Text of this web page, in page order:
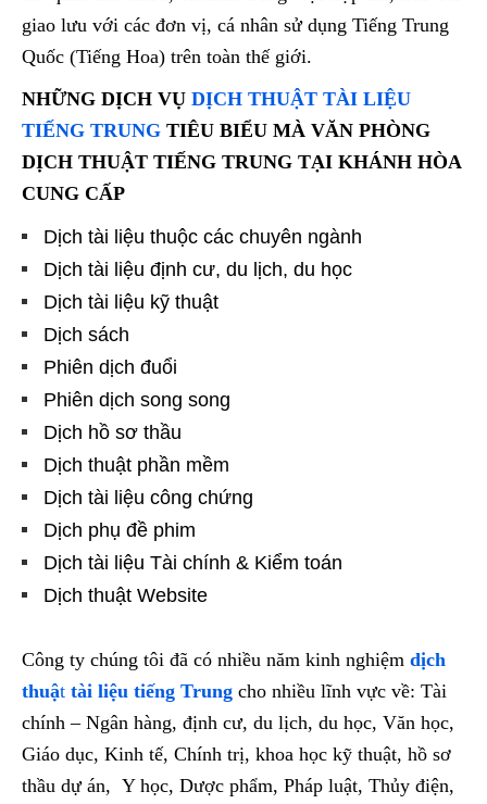
giao lưu với các đơn vị, cá nhân sử dụng Tiếng Trung
Quốc (Tiếng Hoa) trên toàn thế giới.
NHỮNG DỊCH VỤ DỊCH THUẬT TÀI LIỆU
TIẾNG TRUNG TIÊU BIỂU MÀ VĂN PHÒNG
DỊCH THUẬT TIẾNG TRUNG TẠI KHÁNH HÒA
CUNG CẤP
Dịch tài liệu thuộc các chuyên ngành
Dịch tài liệu định cư, du lịch, du học
Dịch tài liệu kỹ thuật
Dịch sách
Phiên dịch đuổi
Phiên dịch song song
Dịch hồ sơ thầu
Dịch thuật phần mềm
Dịch tài liệu công chứng
Dịch phụ đề phim
Dịch tài liệu Tài chính & Kiểm toán
Dịch thuật Website
Công ty chúng tôi đã có nhiều năm kinh nghiệm dịch
thuật tài liệu tiếng Trung cho nhiều lĩnh vực về: Tài
chính – Ngân hàng, định cư, du lịch, du học, Văn học,
Giáo dục, Kinh tế, Chính trị, khoa học kỹ thuật, hồ sơ
thầu dự án, Y học, Dược phẩm, Pháp luật, Thủy điện,